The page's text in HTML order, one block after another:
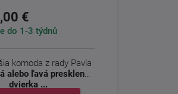
€
do 1-3 týdnů
komoda z rady Pavla
alebo ľavá presklené
dvierka ...